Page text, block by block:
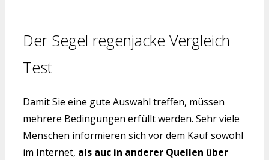
Der Segel regenjacke Vergleich
Test
Damit Sie eine gute Auswahl treffen, müssen
mehrere Bedingungen erfüllt werden. Sehr viele
Menschen informieren sich vor dem Kauf sowohl
im Internet, als auc in anderer Quellen über